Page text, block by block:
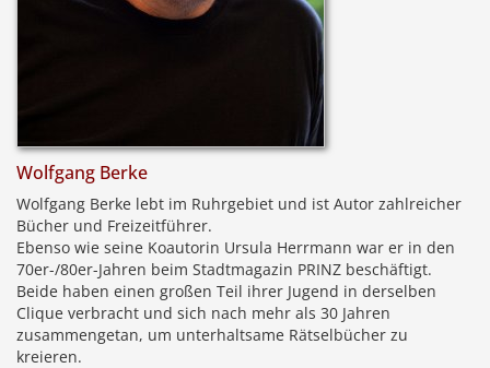
Wolfgang Berke
Wolfgang Berke lebt im Ruhrgebiet und ist Autor zahlreicher
Bücher und Freizeitführer.
Ebenso wie seine Koautorin Ursula Herrmann war er in den
70er-/80er-Jahren beim Stadtmagazin PRINZ beschäftigt.
Beide haben einen großen Teil ihrer Jugend in derselben
Clique verbracht und sich nach mehr als 30 Jahren
zusammengetan, um unterhaltsame Rätselbücher zu
kreieren.